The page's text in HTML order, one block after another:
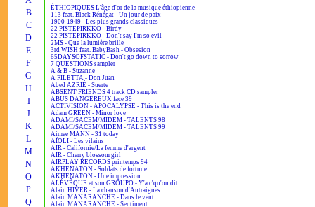
B
C
D
E
F
G
H
I
J
K
L
M
N
O
P
Q
ÉTHIOPIQUES L'âge d'or de la musique éthiopienne
113 feat. Black Rénégat - Un jour de paix
1900-1949 - Les plus grands classiques
22 PISTEPIRKKO - Birdy
22 PISTEPIRKKO - Don't say I'm so evil
2MS - Que la lumière brille
3rd WISH feat. BabyBash - Obsesion
65DAYSOFSTATIC - Don't go down to sorrow
7 QUESTIONS sampler
A & B - Suzanne
A FILETTA - Don Juan
Abed AZRIÉ - Suerte
ABSENT FRIENDS 4 track CD sampler
ABUS DANGEREUX face 39
ACTIVISION - APOCALYPSE - This is the end
Adam GREEN - Minor love
ADAMI/SACEM/MIDEM - TALENTS 98
ADAMI/SACEM/MIDEM - TALENTS 99
Aimee MANN - 31 today
AÏOLI - Les vilains
AIR - Californie/La femme d'argent
AIR - Cherry blossom girl
AIRPLAY RECORDS printemps 94
AKHENATON - Soldats de fortune
AKHENATON - Une impression
ALÉVÊQUE et son GROUPO - Y'a c'qu'on dit...
Alain HIVER - La chanson d'Antraigues
Alain MANARANCHE - Dans le vent
Alain MANARANCHE - Sentiment